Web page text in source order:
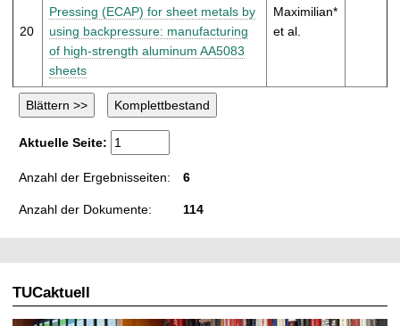
20
Pressing (ECAP) for sheet metals by
using backpressure: manufacturing
of high-strength aluminum AA5083
sheets
Maximilian*
et al.
Aktuelle Seite:
Anzahl der Ergebnisseiten: 6
Anzahl der Dokumente: 114
TUCaktuell